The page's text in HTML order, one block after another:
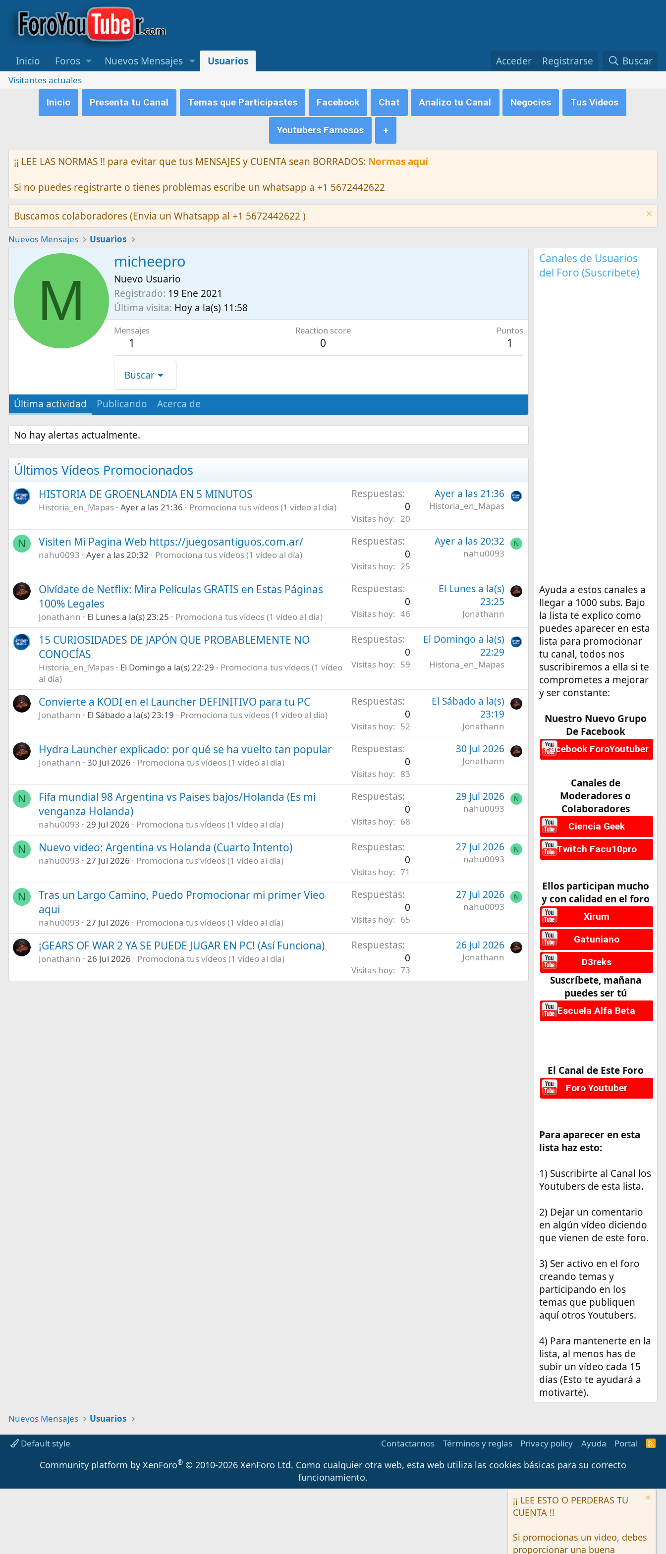
Inicio Foros Nuevos Mensajes Usuarios Acceder Registrarse Buscar
Visitantes actuales
Inicio
Presenta tu Canal Temas que Participastes Facebook Chat Analizo tu Canal Negocios Tus Videos
Youtubers Famosos +
¡¡ LEE LAS NORMAS !! para evitar que tus MENSAJES y CUENTA sean BORRADOS: Normas aquí
Si no puedes registrarte o tienes problemas escribe un whatsapp a +1 5672442622
Buscamos colaboradores (Envia un Whatsapp al +1 5672442622 )
Nuevos Mensajes Usuarios
M
micheepro
Nuevo Usuario
Registrado 19 Ene 2021
Última visita Hoy a la(s) 11:58
Mensajes
1
Reaction score
0
Puntos
1
Buscar
Última actividad Publicando Acerca de
No hay alertas actualmente.
Últimos Vídeos Promocionados
HISTORIA DE GROENLANDIA EN 5 MINUTOS
Historia_en_Mapas Ayer a las 21:36 Promociona tus vídeos (1 vídeo al día)
Respuestas
0
Visitas hoy 20
Ayer a las 21:36
Historia_en_Mapas
N Visiten Mi Pagina Web https://juegosantiguos.com.ar/
nahu0093 Ayer a las 20:32 Promociona tus vídeos (1 vídeo al día)
Respuestas
0
Visitas hoy 25
Ayer a las 20:32
nahu0093
N
Olvídate de Netflix: Mira Películas GRATIS en Estas Páginas
100% Legales
Jonathann El Lunes a la(s) 23:25 Promociona tus vídeos (1 vídeo al día)
Respuestas
0
Visitas hoy 46
El Lunes a la(s)
23:25
Jonathann
15 CURIOSIDADES DE JAPÓN QUE PROBABLEMENTE NO
CONOCÍAS
Historia_en_Mapas El Domingo a la(s) 22:29
Promociona tus vídeos (1 vídeo
al día)
Respuestas
0
Visitas hoy 59
El Domingo a la(s)
22:29
Historia_en_Mapas
Convierte a KODI en el Launcher DEFINITIVO para tu PC
Jonathann El Sábado a la(s) 23:19 Promociona tus vídeos (1 vídeo al día)
Respuestas
0
Visitas hoy 52
El Sábado a la(s)
23:19
Jonathann
Hydra Launcher explicado: por qué se ha vuelto tan popular
Jonathann 30 Jul 2026 Promociona tus vídeos (1 vídeo al día)
Respuestas
0
Visitas hoy 83
30 Jul 2026
Jonathann
N
Fifa mundial 98 Argentina vs Paises bajos/Holanda (Es mi
venganza Holanda)
nahu0093 29 Jul 2026 Promociona tus vídeos (1 vídeo al día)
Respuestas
0
Visitas hoy 68
29 Jul 2026
nahu0093
N
N Nuevo video: Argentina vs Holanda (Cuarto Intento)
nahu0093 27 Jul 2026 Promociona tus vídeos (1 vídeo al día)
Respuestas
0
Visitas hoy 71
27 Jul 2026
nahu0093
N
N
Tras un Largo Camino, Puedo Promocionar mi primer Vieo
aqui
nahu0093 27 Jul 2026 Promociona tus vídeos (1 vídeo al día)
Respuestas
0
Visitas hoy 65
27 Jul 2026
nahu0093
N
¡GEARS OF WAR 2 YA SE PUEDE JUGAR EN PC! (Así Funciona)
Jonathann 26 Jul 2026 Promociona tus vídeos (1 vídeo al día)
Respuestas
0
Visitas hoy 73
26 Jul 2026
Jonathann
Canales de Usuarios
del Foro (Suscribete)
Ayuda a estos canales a
llegar a 1000 subs. Bajo
la lista te explico como
puedes aparecer en esta
lista para promocionar
tu canal, todos nos
suscribiremos a ella si te
comprometes a mejorar
y ser constante:
Nuestro Nuevo Grupo
De Facebook
Facebook ForoYoutuber
Canales de
Moderadores o
Colaboradores
Ciencia Geek
Twitch Facu10pro
Ellos participan mucho
y con calidad en el foro
Xirum
Gatuniano
D3reks
Suscríbete, mañana
puedes ser tú
Escuela Alfa Beta
El Canal de Este Foro
Foro Youtuber
Para aparecer en esta
lista haz esto:
1) Suscribirte al Canal los
Youtubers de esta lista.
2) Dejar un comentario
en algún vídeo diciendo
que vienen de este foro.
3) Ser activo en el foro
creando temas y
participando en los
temas que publiquen
aquí otros Youtubers.
4) Para mantenerte en la
lista, al menos has de
subir un vídeo cada 15
días (Esto te ayudará a
motivarte).
Nuevos Mensajes Usuarios
Default style Contactarnos Términos y reglas Privacy policy Ayuda Portal
R
Community platform by XenForo® © 2010-2026 XenForo Ltd. Como cualquier otra web, esta web utiliza las cookies básicas para su correcto
funcionamiento.
¡¡ LEE ESTO O PERDERAS TU
CUENTA !!
Si promocionas un video, debes
proporcionar una buena